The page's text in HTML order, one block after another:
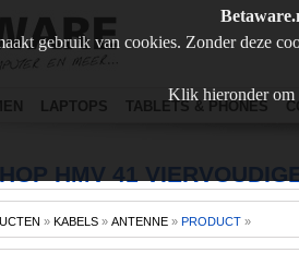
gebruik van cookies. Zonder deze
Klik hieronder om
LAPTOPS TABLETS & PHONES
HMV 41
» KABELS » ANTENNE » PRODUCT »